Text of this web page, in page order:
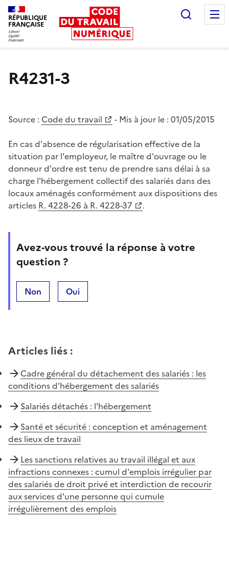
RÉPUBLIQUE
FRANÇAISE
R4231-3
Source : Code du travail - Mis à jour le : 01/05/2015
En cas d'absence de régularisation effective de la
situation par l'employeur, le maître d'ouvrage ou le
donneur d'ordre est tenu de prendre sans délai à sa
charge l'hébergement collectif des salariés dans des
locaux aménagés conformément aux dispositions des
articles R. 4228-26 à R. 4228-37 .
Avez-vous trouvé la réponse à votre
question ?
Non Oui
Articles liés :
Cadre général du détachement des salariés : les
conditions d'hébergement des salariés
Salariés détachés : l'hébergement
Santé et sécurité : conception et aménagement
des lieux de travail
Les sanctions relatives au travail illégal et aux
infractions connexes : cumul d'emplois irrégulier par
des salariés de droit privé et interdiction de recourir
aux services d'une personne qui cumule
irrégulièrement des emplois